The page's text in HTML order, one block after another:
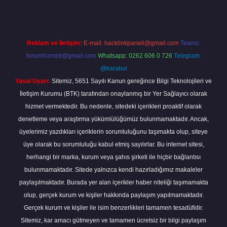
Reklam ve İletişim: E-mail: backlinkpaneli@gmail.com Teams:
forumhizmeti@gmail.com Whatsapp: 0262 606 0 726 Telegram:
@karabul
Yasal Uyarı: Sitemiz, 5651 Sayılı Kanun gereğince Bilgi Teknolojileri ve
İletişim Kurumu (BTK) tarafından onaylanmış bir Yer Sağlayıcı olarak
hizmet vermektedir. Bu nedenle, sitedeki içerikleri proaktif olarak
denetleme veya araştırma yükümlülüğümüz bulunmamaktadır. Ancak,
üyelerimiz yazdıkları içeriklerin sorumluluğunu taşımakta olup, siteye
üye olarak bu sorumluluğu kabul etmiş sayılırlar. Bu internet sitesi,
herhangi bir marka, kurum veya şahıs şirketi ile hiçbir bağlantısı
bulunmamaktadır. Sitede yalnızca kendi hazırladığımız makaleler
paylaşılmaktadır. Burada yer alan içerikler haber niteliği taşımamakta
olup, gerçek kurum ve kişiler hakkında paylaşım yapılmamaktadır.
Gerçek kurum ve kişiler ile isim benzerlikleri tamamen tesadüfidir.
Sitemiz, kar amacı gütmeyen ve tamamen ücretsiz bir bilgi paylaşım